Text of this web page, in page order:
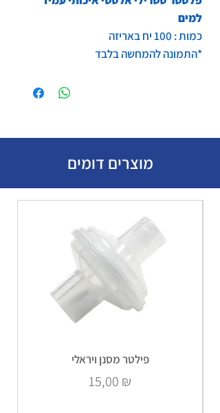
למים
כמות : 100 יח באריזה
*התמונה להמחשה בלבד
מוצרים דומים
פילטר מסנן ויראלי
Prix
15,00 ₪